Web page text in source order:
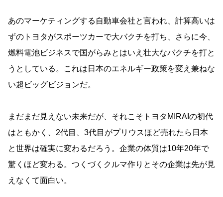
あのマーケティングする自動車会社と言われ、計算高いは
ずのトヨタがスポーツカーで大バクチを打ち、さらに今、
燃料電池ビジネスで国がらみとはいえ壮大なバクチを打と
うとしている。これは日本のエネルギー政策を変え兼ねな
い超ビッグビジョンだ。
まだまだ見えない未来だが、それこそトヨタMIRAIの初代
はともかく、2代目、3代目がプリウスほど売れたら日本
と世界は確実に変わるだろう。企業の体質は10年20年で
驚くほど変わる。つくづくクルマ作りとその企業は先が見
えなくて面白い。